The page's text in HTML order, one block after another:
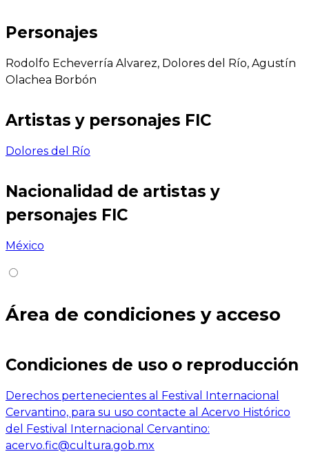
Personajes
Rodolfo Echeverría Alvarez, Dolores del Río, Agustín
Olachea Borbón
Artistas y personajes FIC
Dolores del Río
Nacionalidad de artistas y
personajes FIC
México
Área de condiciones y acceso
Condiciones de uso o reproducción
Derechos pertenecientes al Festival Internacional
Cervantino, para su uso contacte al Acervo Histórico
del Festival Internacional Cervantino:
acervo.fic@cultura.gob.mx